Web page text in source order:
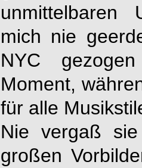
unmittelbaren
mich nie
NYC
Moment,
für alle
Nie vergaß
großen